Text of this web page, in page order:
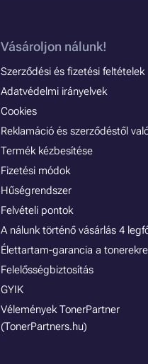
Vásároljon nálunk!
Szerződési és fizetési feltételek
Adatvédelmi irányelvek
Cookies
Reklamáció és szerződéstől
Termék kézbesítése
Fizetési módok
Hűségrendszer
Felvételi pontok
A nálunk történő vásárlás 4
Élettartam-garancia a tonerekre
Felelősségbiztosítás
GYIK
Vélemények TonerPartner
(TonerPartners.hu)